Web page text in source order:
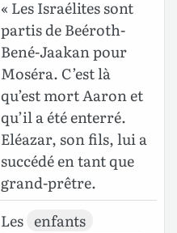
« Les Israélites sont
partis de Beéroth-
Bené-Jaakan pour
Moséra. C’est là
qu’est mort Aaron et
qu’il a été enterré.
Eléazar, son fils, lui a
succédé en tant que
grand-prêtre.
Les enfants